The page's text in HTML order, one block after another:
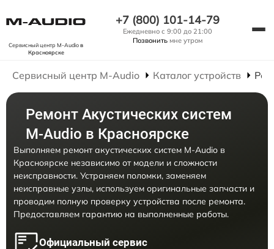
Сервисный центр M-Audioв
Красноярске
+7 (800) 101-14-79
Ежедневно с 9:00 до 21:00
Позвонить мне утром
Сервисный центр M-Audio Каталог устройств
Ремонт Акустических систем
M-Audio в Красноярске
Выполняем ремонт акустических систем M-Audio в
Красноярске независимо от модели и сложности
неисправности. Устраняем поломки, заменяем
неисправные узлы, используем оригинальные запчасти и
проводим полную проверку устройства после ремонта.
Предоставляем гарантию на выполненные работы.
Официальный сервис